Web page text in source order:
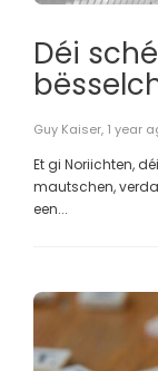
Déi
Guy Kaiser, 1 year
Et gi Noriichten,
mautschen,
een...